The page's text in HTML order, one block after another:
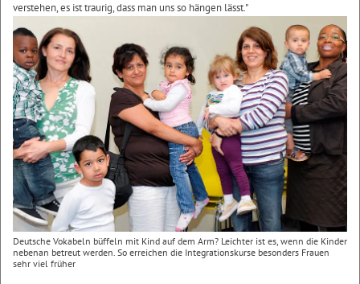
verstehen, es ist traurig, dass man uns so hängen lässt."
Deutsche Vokabeln büffeln mit Kind auf dem Arm? Leichter ist es, wenn die Kinder
nebenan betreut werden. So erreichen die Integrationskurse besonders Frauen
sehr viel früher